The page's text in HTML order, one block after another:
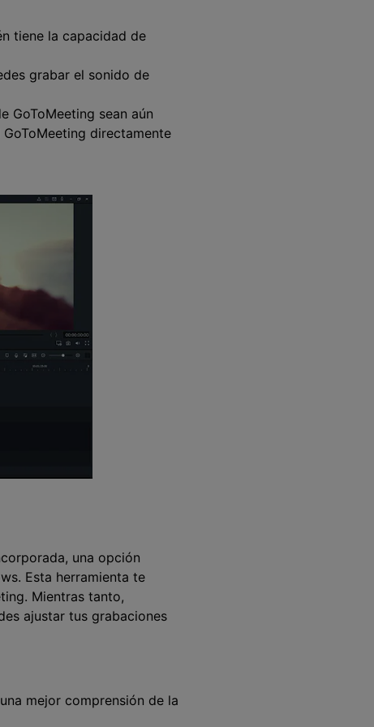
tiene la capacidad de
grabar el sonido de
GoToMeeting sean aún
directamente
una opción
Esta herramienta te
Mientras tanto,
ajustar tus grabaciones
mejor comprensión de la